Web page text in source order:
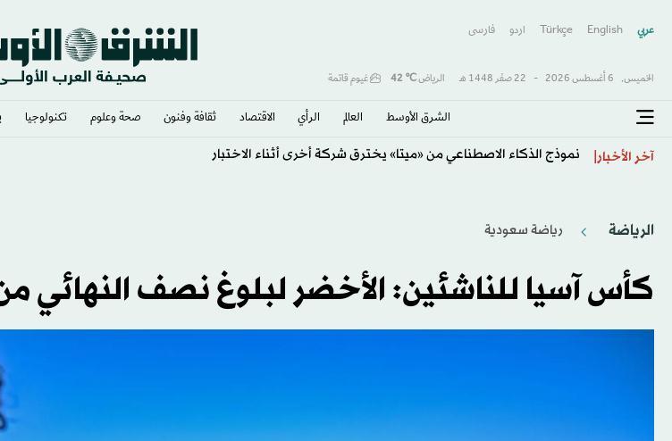
عربي English
Türkçe اردو فارسى
الخميس, 6 أغسطس 2026 - 22 صفَر 1448 هـ الرياض℃
42 غيوم قاتمة
الشرق الأوسط​ العالم الرأي الاقتصاد ثقافة وفنون صحة وعلوم تكنولوجيا
آخر الأخبار نموذج الذكاء الاصطناعي من «ميتا» يخترق شركة أخرى أثناء الاختبار
الرياضة رياضة سعودية
كأس آسيا للناشئين: الأخضر لبلوغ نصف النهائي